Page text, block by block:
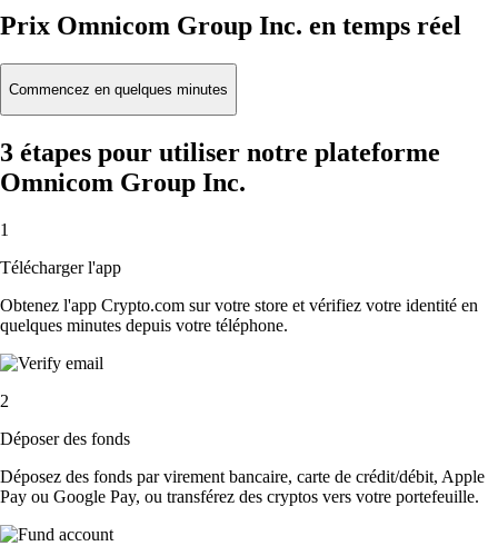
Prix Omnicom Group Inc. en temps réel
Commencez en quelques minutes
3 étapes pour utiliser notre plateforme
Omnicom Group Inc.
1
Télécharger l'app
Obtenez l'app Crypto.com sur votre store et vérifiez votre identité en
quelques minutes depuis votre téléphone.
2
Déposer des fonds
Déposez des fonds par virement bancaire, carte de crédit/débit, Apple
Pay ou Google Pay, ou transférez des cryptos vers votre portefeuille.